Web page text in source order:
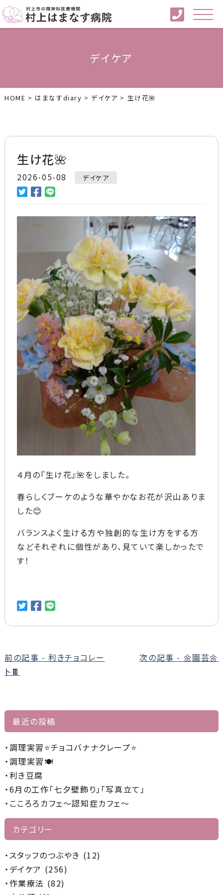
デイケア
HOME > はまなすdiary > デイケア > 生け花🌺
生け花🌺
2026-05-08 デイケア
４月の『生け花』🌺をしました。
春らしくブーケのような華やかなお花が沢山ありま
した😊
バランスよく生ける方や独創的な生け方をする方
などそれぞれに個性があり、見ていて楽しかったで
す！
前
後
事
リ
ン
ク
前の記事 - 利きチョコレー
ト🍫
次の記事 - 🌼園芸🌼
最近の投稿
調理実習⭐チョコバナナクレープ⭐
調理実習🍽️
利き豆腐
6月の工作「七夕壁飾り」「写真立て」
こころろカフェ～認知症カフェ～
カテゴリー
スタッフのつぶやき (12)
デイケア (256)
作業療法 (82)